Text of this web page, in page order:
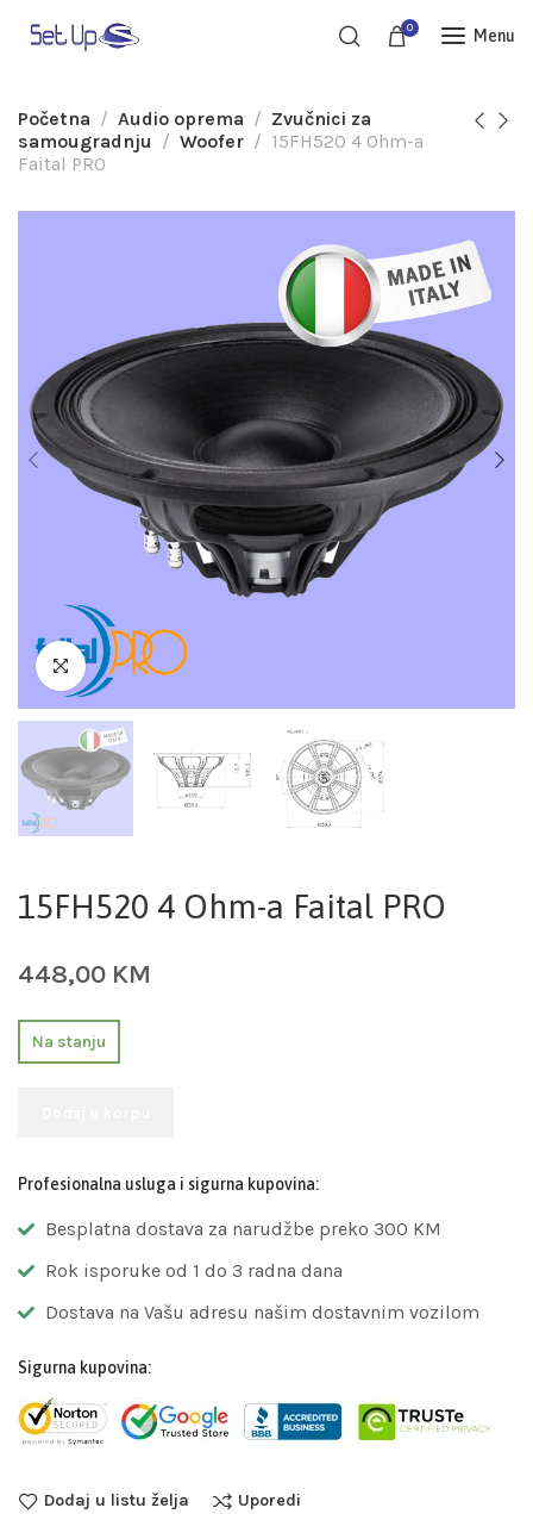
0 Menu
Početna Audio oprema
Zvučnici za
samougradnju
Woofer
15FH520 4 Ohm-a
Faital PRO
15FH520 4 Ohm-a Faital PRO
448,00 KM
Na stanju
Profesionalna usluga i sigurna kupovina:
Besplatna dostava za narudžbe preko 300 KM
Rok isporuke od 1 do 3 radna dana
Dostava na Vašu adresu našim dostavnim vozilom
Sigurna kupovina:
Dodaj u listu želja Uporedi